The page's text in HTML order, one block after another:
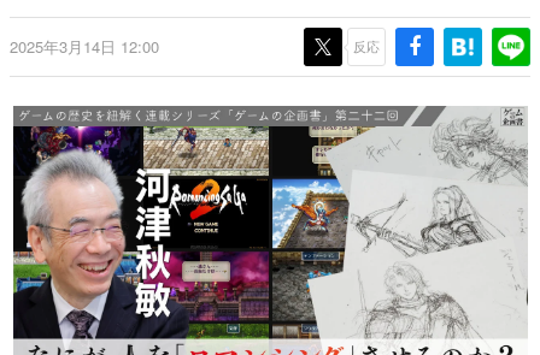
一先生によるゲーム業界レポートマンガです。
なんでゲームは面白い？
具体的な形から解き明かしていく、硬派で骨太な評論連載
です。
ゲームが変えた日本語
「経験値」「裏技」「ラスボス」… ゲームにまつわる言葉
の起源や用法の変遷を、コンピューター文化史研究家・タ
イニーP氏が徹底調査。
カテゴリ
特集記事
2025年3月14日 12:00 反応